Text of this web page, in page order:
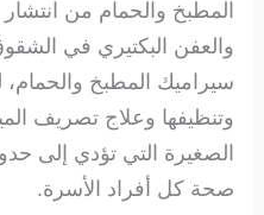
المطبخ والحمام من
والعفن البكتيري في
سيراميك المطبخ والحمام،
وتنظيفها وعلاج تصريف
الصغيرة التي تؤدي إلى
صحة كل أفراد الأسرة.